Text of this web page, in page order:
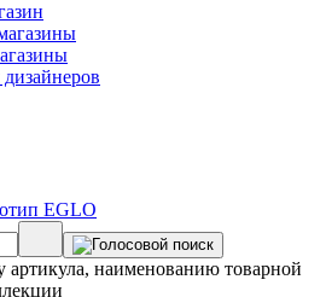
наименованию товарной